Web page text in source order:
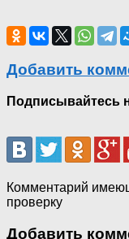
Добавить
Подписывайтесь
Комментарий
проверку
Добавить